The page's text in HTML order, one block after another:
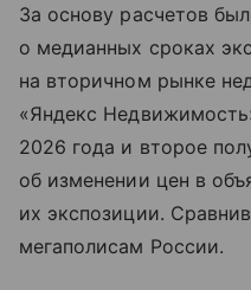
За основу расчетов
о медианных сроках
на вторичном рынке
«Яндекс
2026 года и второе
об изменении цен в
их экспозиции.
мегаполисам России.